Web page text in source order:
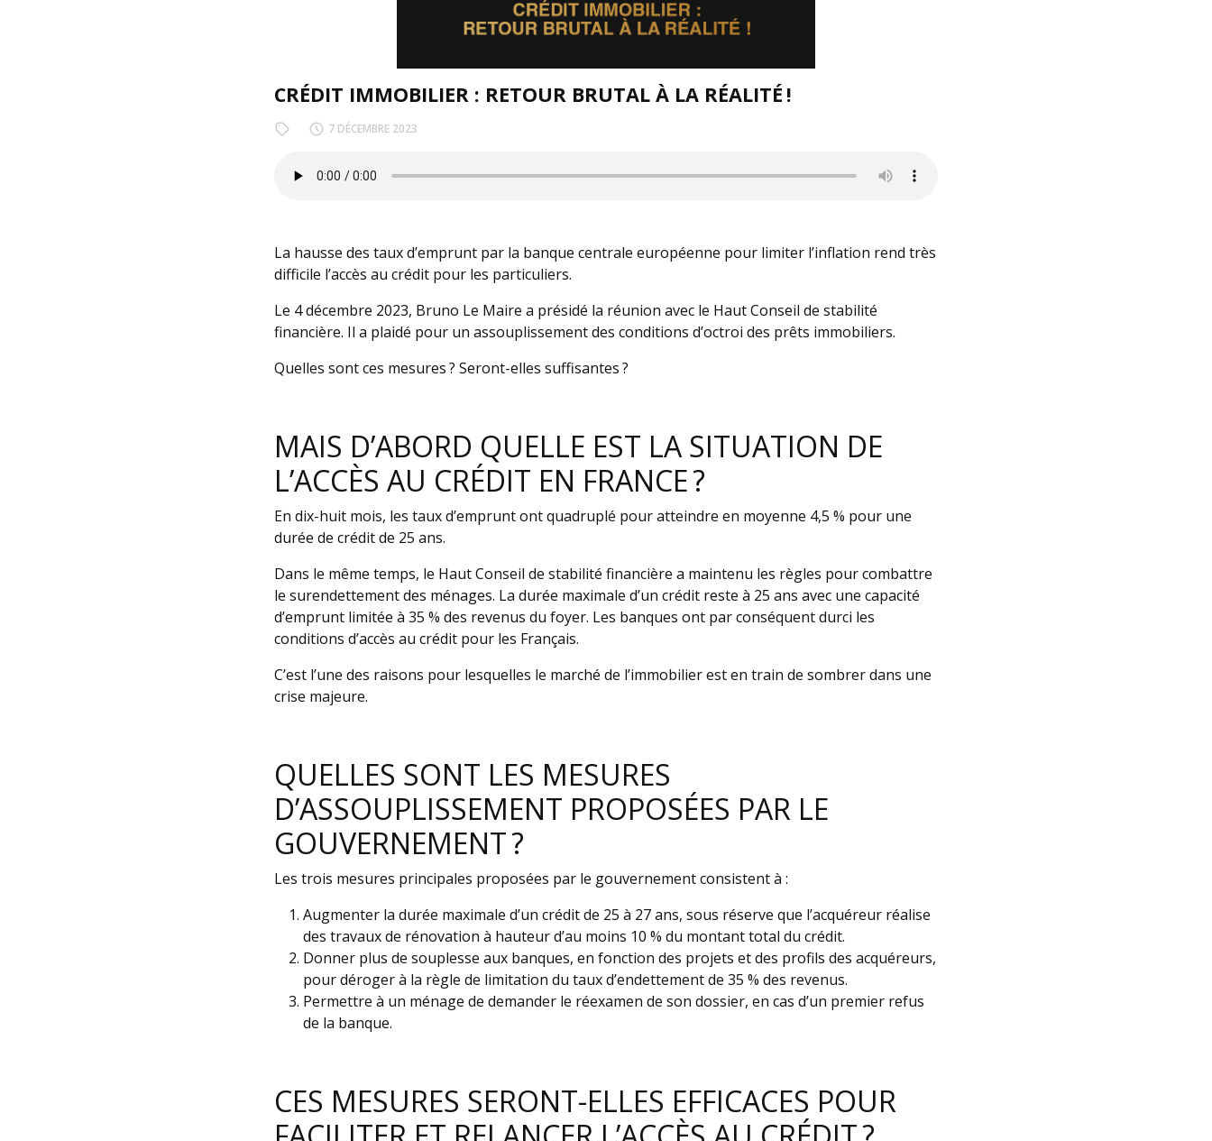
CRÉDIT IMMOBILIER : RETOUR BRUTAL À LA RÉALITÉ !
7 DÉCEMBRE 2023
La hausse des taux d’emprunt par la banque centrale européenne pour limiter l’inflation rend très
difficile l’accès au crédit pour les particuliers.
Le 4 décembre 2023, Bruno Le Maire a présidé la réunion avec le Haut Conseil de stabilité
financière. Il a plaidé pour un assouplissement des conditions d’octroi des prêts immobiliers.
Quelles sont ces mesures ? Seront-elles suffisantes ?
MAIS D’ABORD QUELLE EST LA SITUATION DE
L’ACCÈS AU CRÉDIT EN FRANCE ?
En dix-huit mois, les taux d’emprunt ont quadruplé pour atteindre en moyenne 4,5 % pour une
durée de crédit de 25 ans.
Dans le même temps, le Haut Conseil de stabilité financière a maintenu les règles pour combattre
le surendettement des ménages. La durée maximale d’un crédit reste à 25 ans avec une capacité
d’emprunt limitée à 35 % des revenus du foyer. Les banques ont par conséquent durci les
conditions d’accès au crédit pour les Français.
C’est l’une des raisons pour lesquelles le marché de l’immobilier est en train de sombrer dans une
crise majeure.
QUELLES SONT LES MESURES
D’ASSOUPLISSEMENT PROPOSÉES PAR LE
GOUVERNEMENT ?
Les trois mesures principales proposées par le gouvernement consistent à :
Augmenter la durée maximale d’un crédit de 25 à 27 ans, sous réserve que l’acquéreur réalise
des travaux de rénovation à hauteur d’au moins 10 % du montant total du crédit.
Donner plus de souplesse aux banques, en fonction des projets et des profils des acquéreurs,
pour déroger à la règle de limitation du taux d’endettement de 35 % des revenus.
Permettre à un ménage de demander le réexamen de son dossier, en cas d’un premier refus
de la banque.
CES MESURES SERONT-ELLES EFFICACES POUR